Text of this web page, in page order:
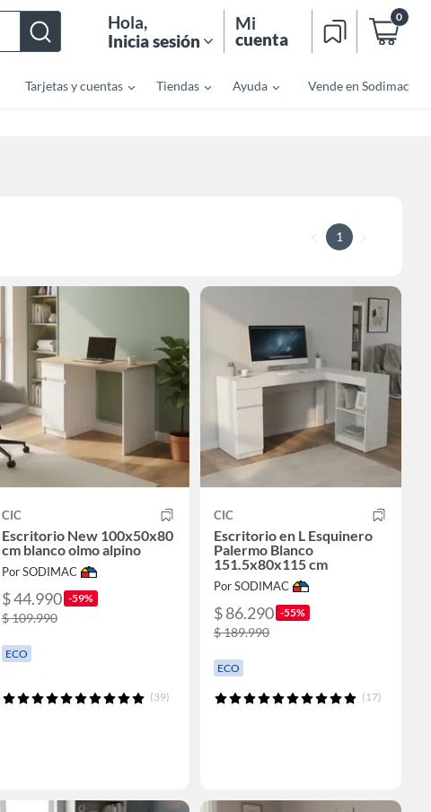
Hola,
Inicia sesión
Mi
cuenta
0
Tarjetas y cuentas Tiendas Ayuda Vende en Sodimac
1
CIC
Escritorio New 100x50x80
cm blanco olmo alpino
Por SODIMAC
$ 44.990 -59%
$ 109.990
ECO
(39)
CIC
Escritorio en L Esquinero
Palermo Blanco
151.5x80x115 cm
Por SODIMAC
$ 86.290 -55%
$ 189.990
ECO
(17)